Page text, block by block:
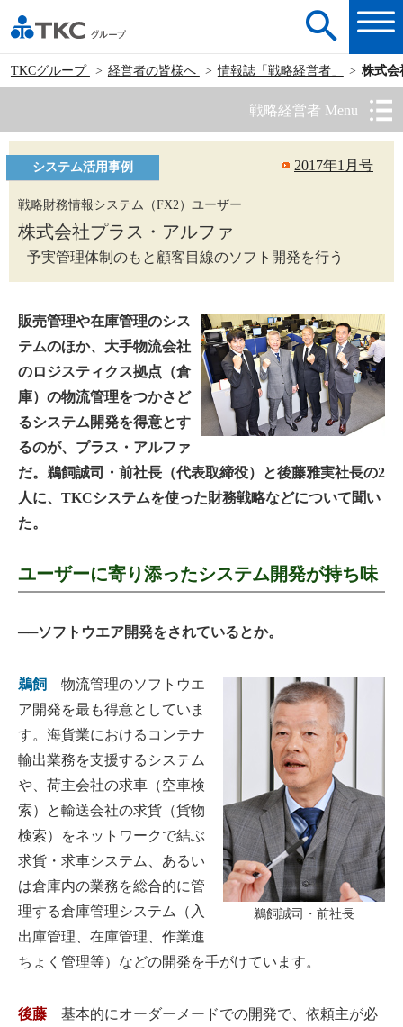
TKCグループ 経営者の皆様へ 情報誌「戦略経営者」 株式会
戦略経営者 Menu
2017年1月号
システム活用事例
戦略財務情報システム（FX2）ユーザー
株式会社プラス・アルファ
予実管理体制のもと顧客目線のソフト開発を行う
販売管理や在庫管理のシス
テムのほか、大手物流会社
のロジスティクス拠点（倉
庫）の物流管理をつかさど
るシステム開発を得意とす
るのが、プラス・アルファ
だ。鵜飼誠司・前社長（代表取締役）と後藤雅実社長の2
人に、TKCシステムを使った財務戦略などについて聞い
た。
ユーザーに寄り添ったシステム開発が持ち味
──ソフトウエア開発をされているとか。
鵜飼誠司・前社長
鵜飼
物流管理のソフトウエ
ア開発を最も得意としていま
す。海貨業におけるコンテナ
輸出業務を支援するシステム
や、荷主会社の求車（空車検
索）と輸送会社の求貨（貨物
検索）をネットワークで結ぶ
求貨・求車システム、あるい
は倉庫内の業務を総合的に管
理する倉庫管理システム（入
出庫管理、在庫管理、作業進
ちょく管理等）などの開発を手がけています。
後藤 基本的にオーダーメードでの開発で、依頼主が必